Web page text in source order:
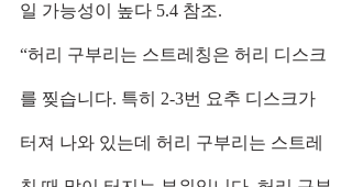
일 가능성이 높다 5.4 참조.
“허리 구부리는 스트레칭은 허리 디스크
를 찢습니다. 특히 2-3번 요추 디스크가
터져 나와 있는데 허리 구부리는 스트레